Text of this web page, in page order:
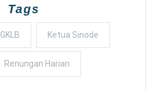
Tags
GKLB Ketua Sinode
Renungan Harian